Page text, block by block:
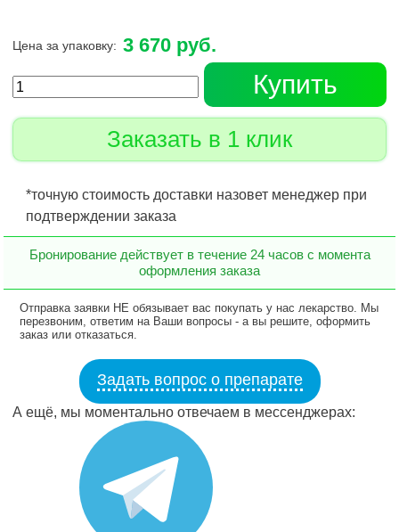
Цена за упаковку: 3 670 руб.
Купить
Заказать в 1 клик
*точную стоимость доставки назовет менеджер при
подтверждении заказа
Бронирование действует в течение 24 часов с момента
оформления заказа
Отправка заявки НЕ обязывает вас покупать у нас лекарство. Мы
перезвоним, ответим на Ваши вопросы - а вы решите, оформить
заказ или отказаться.
Задать вопрос о препарате
А ещё, мы моментально отвечаем в мессенджерах: